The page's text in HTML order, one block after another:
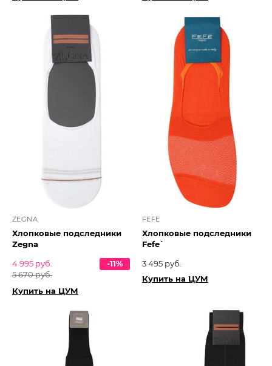
ZEGNA
Хлопковые подследники
Zegna
4 995 руб.
5 670 руб.
-11%
Купить на ЦУМ
FEFE
Хлопковые подследники
Fefe`
3 495 руб.
Купить на ЦУМ